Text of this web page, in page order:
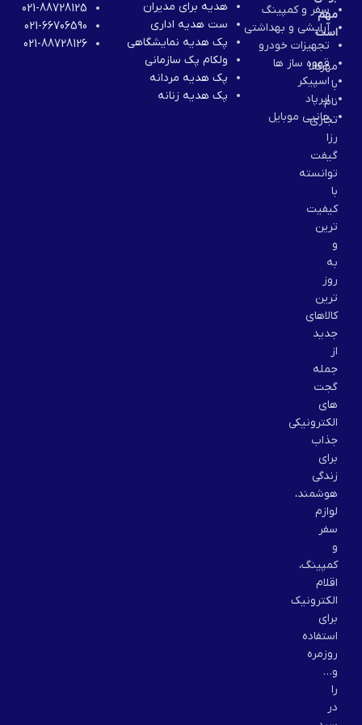
مهم
است
مهرکالا
با
نام
تجاری
رزا
گیفت
توانسته
با
کیفیت
ترین
و
به
روز
ترین
کالاهای
جدید
از
جمله
گجت
های
الکترونیکی
جذاب
برای
زندگی
هوشمند،
لوازم
سفر
و
کمپینگ،
اقلام
الکترونیک
برای
استفاده
روزمره
و…
را
در
سفر و کمپینگ
آرایشی و بهداشتی
تجهیزات خودرو
قهوه ساز ها
اسپیکر
ایرپاد
جانبی موبایل
هدیه برای مدیران
ست هدیه اداری
پک هدیه نمایشگاهی
ولکام پک سازمانی
پک هدیه مردانه
پک هدیه زنانه
021-88728125
021-66706590
021-88728126